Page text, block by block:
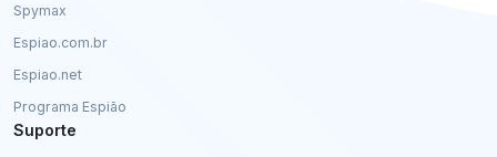
Spymax
Espiao.com.br
Espiao.net
Programa Espião
Suporte